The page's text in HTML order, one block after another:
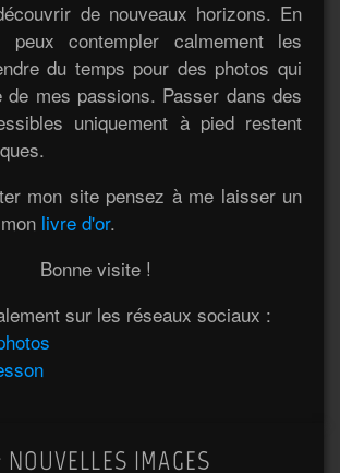
de nouveaux horizons. En
peux contempler calmement les
du temps pour des photos qui
mes passions. Passer dans des
uniquement à pied restent
mon site pensez à me laisser un
livre d'or.
Bonne visite !
sur les réseaux sociaux :
NOUVELLES IMAGES